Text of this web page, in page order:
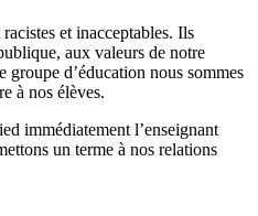
et inacceptables. Ils
aux valeurs de notre
d’éducation nous sommes
à nos élèves.
immédiatement l’enseignant
un terme à nos relations